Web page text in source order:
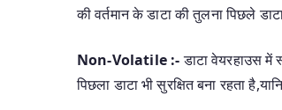
की वर्तमान के डाटा की तुलना पिछले
Non-Volatile :-डाटा वेयरहाउस में
पिछला डाटा भी सुरक्षित बना रहता